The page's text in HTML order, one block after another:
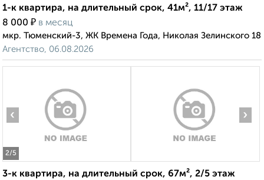
1-к квартира, на длительный срок, 41м², 11/17 этаж
8 000 ₽ в месяц
мкр. Тюменский-3, ЖК Времена Года, Николая Зелинского 18
Агентство, 06.08.2026
2/5
‹ ›
3-к квартира, на длительный срок, 67м², 2/5 этаж